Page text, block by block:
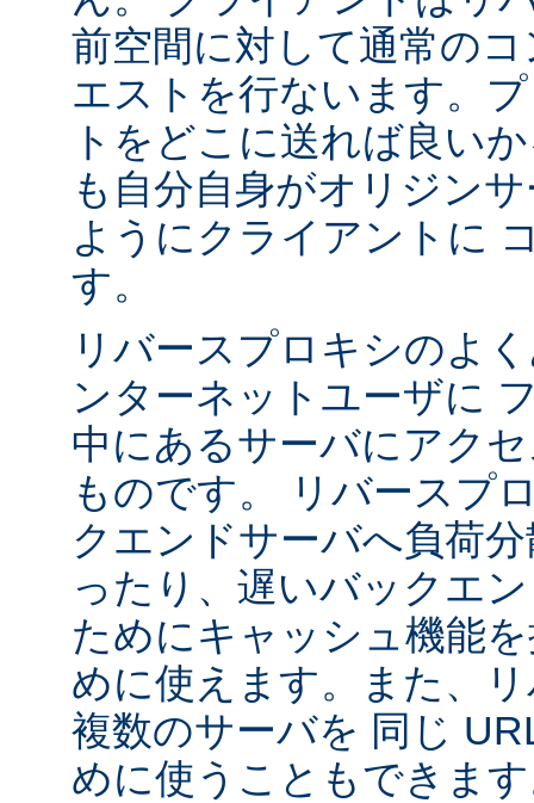
前空間に対して通常の
エストを行ないます。
トをどこに送れば良い
も自分自身がオリジン
ようにクライアントに
す。
リバースプロキシのよ
ンターネットユーザに
中にあるサーバにアク
ものです。 リバースプ
クエンドサーバへ負荷
ったり、遅いバックエ
ためにキャッシュ機能
めに使えます。また、
複数のサーバを 同じ
めに使うこともできま